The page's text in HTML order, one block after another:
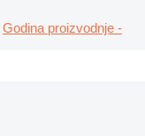
Godina proizvodnje -